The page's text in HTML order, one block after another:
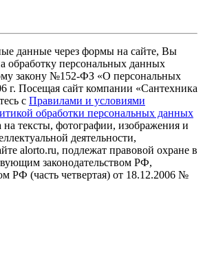
данные через формы на сайте, Вы
обработку персональных данных
закону №152-ФЗ «О персональных
г. Посещая сайт компании «Cантехника
с Правилами и условиями
обработки персональных данных
на тексты, фотографии, изображения и
деятельности,
alorto.ru, подлежат правовой охране в
законодательством РФ,
РФ (часть четвертая) от 18.12.2006 №